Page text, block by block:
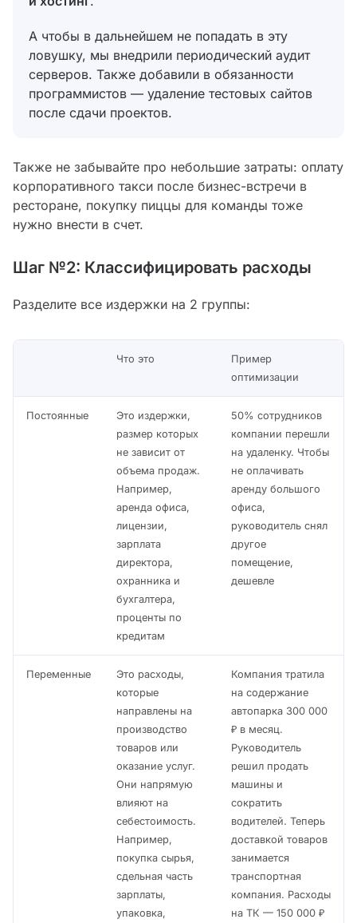
А чтобы в дальнейшем не попадать в эту
ловушку, мы внедрили периодический аудит
серверов. Также добавили в обязанности
программистов — удаление тестовых сайтов
после сдачи проектов.
Также не забывайте про небольшие затраты: оплату
корпоративного такси после бизнес-встречи в
ресторане, покупку пиццы для команды тоже
нужно внести в счет.
Шаг №2: Классифицировать расходы
Разделите все издержки на 2 группы:
Что это
Пример
оптимизации
Постоянные
Это издержки,
размер которых
не зависит от
объема продаж.
Например,
аренда офиса,
лицензии,
зарплата
директора,
охранника и
бухгалтера,
проценты по
кредитам
50% сотрудников
компании перешли
на удаленку. Чтобы
не оплачивать
аренду большого
офиса,
руководитель снял
другое
помещение,
дешевле
Переменные
Это расходы,
которые
направлены на
производство
товаров или
оказание услуг.
Они напрямую
влияют на
себестоимость.
Например,
покупка сырья,
сдельная часть
зарплаты,
упаковка,
Компания тратила
на содержание
автопарка 300 000
₽ в месяц.
Руководитель
решил продать
машины и
сократить
водителей. Теперь
доставкой товаров
занимается
транспортная
компания. Расходы
на ТК — 150 000 ₽